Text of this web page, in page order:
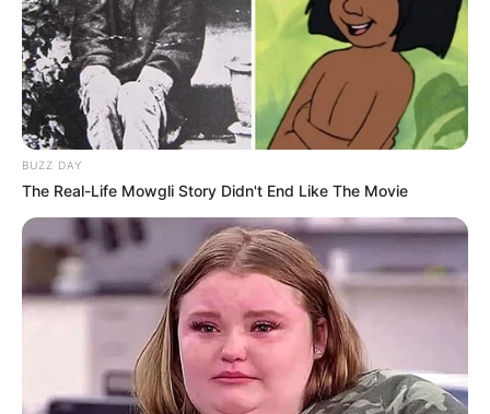
BUZZ DAY
The Real-Life Mowgli Story Didn't End Like The Movie